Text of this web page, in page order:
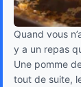
Quand vous
y a un repas
Une pomme
tout de suite,